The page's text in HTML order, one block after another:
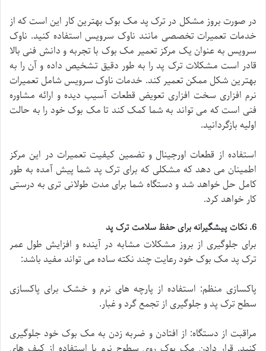
در صورت بروز مشکل در ترک پد مک بوک بهترین کار این است که از
خدمات تعمیرات تخصصی مانند ناوک سرویس استفاده کنید. ناوک
سرویس به عنوان یک مرکز تعمیر مک بوک با تجربه و دانش فنی بالا
قادر است مشکلات ترک پد را به طور دقیق تشخیص داده و آن را به
بهترین شکل ممکن تعمیر کند. خدمات ناوک سرویس شامل تعمیرات
نرم افزاری سخت افزاری تعویض قطعات آسیب دیده و ارائه مشاوره
فنی است که می تواند به شما کمک کند تا مک بوک خود را به حالت
اولیه بازگردانید.
استفاده از قطعات اورجینال و تضمین کیفیت تعمیرات در این مرکز
اطمینان می دهد که مشکلی که برای ترک پد شما پیش آمده به طور
کامل حل خواهد شد و دستگاه شما برای مدت طولانی تری به درستی
کار خواهد کرد.
6. نکات پیشگیرانه برای حفظ سلامت ترک پد
برای جلوگیری از بروز مشکلات مشابه در آینده و افزایش طول عمر
ترک پد مک بوک خود رعایت چند نکته ساده می تواند مفید باشد:
پاکسازی منظم: استفاده از پارچه های نرم و خشک برای پاکسازی
سطح ترک پد و جلوگیری از تجمع گرد و غبار.
مراقبت از دستگاه: از افتادن و ضربه زدن به مک بوک خود جلوگیری